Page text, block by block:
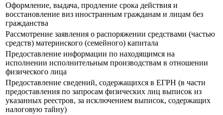
Оформление, выдача, продление срока действия и
восстановление виз иностранным гражданам и лицам без
гражданства
Рассмотрение заявления о распоряжении средствами (частью
средств) материнского (семейного) капитала
Предоставление информации по находящимся на
исполнении исполнительным производствам в отношении
физического лица
Предоставление сведений, содержащихся в ЕГРН (в части
предоставления по запросам физических лиц выписок из
указанных реестров, за исключением выписок, содержащих
налоговую тайну)